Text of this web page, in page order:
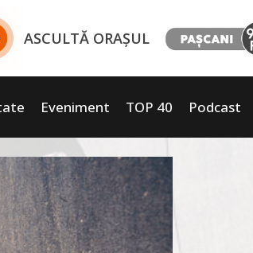
ASCULTĂ ORAȘUL
Eveniment TOP 40 Podcast